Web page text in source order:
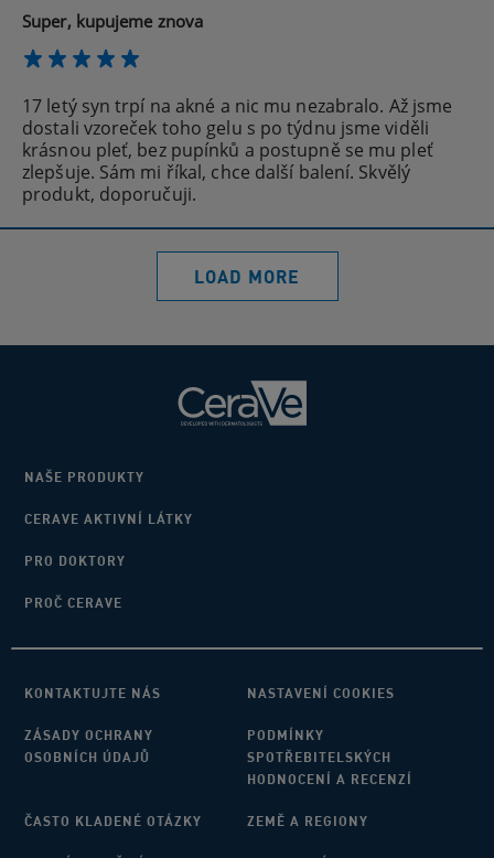
Super, kupujeme znova
17 letý syn trpí na akné a nic mu nezabralo. Až jsme
dostali vzoreček toho gelu s po týdnu jsme viděli
krásnou pleť, bez pupínků a postupně se mu pleť
zlepšuje. Sám mi říkal, chce další balení. Skvělý
produkt, doporučuji.
LOAD MORE
NAŠE PRODUKTY
CERAVE AKTIVNÍ LÁTKY
PRO DOKTORY
PROČ CERAVE
KONTAKTUJTE NÁS NASTAVENÍ COOKIES
ZÁSADY OCHRANY
OSOBNÍCH ÚDAJŮ
PODMÍNKY
SPOTŘEBITELSKÝCH
HODNOCENÍ A RECENZÍ
ČASTO KLADENÉ OTÁZKY ZEMĚ A REGIONY